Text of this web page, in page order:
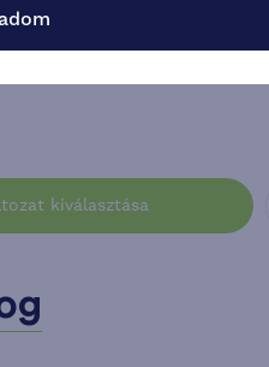
kiválasztása